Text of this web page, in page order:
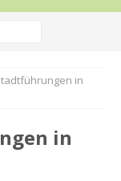
in
in